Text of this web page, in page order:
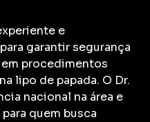
e
garantir segurança
procedimentos
lipo de papada. O Dr.
nacional na área e
quem busca